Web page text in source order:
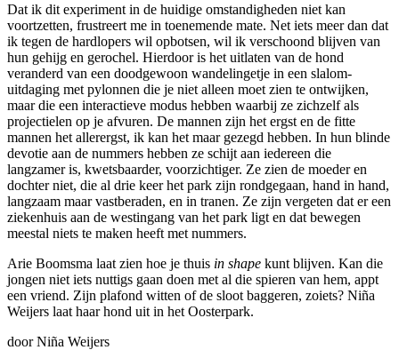
Dat ik dit experiment in de huidige omstandigheden niet kan
voortzetten, frustreert me in toenemende mate. Net iets meer dan dat
ik tegen de hardlopers wil opbotsen, wil ik verschoond blijven van
hun gehijg en gerochel. Hierdoor is het uitlaten van de hond
veranderd van een doodgewoon wandelingetje in een slalom-
uitdaging met pylonnen die je niet alleen moet zien te ontwijken,
maar die een interactieve modus hebben waarbij ze zichzelf als
projectielen op je afvuren. De mannen zijn het ergst en de fitte
mannen het allerergst, ik kan het maar gezegd hebben. In hun blinde
devotie aan de nummers hebben ze schijt aan iedereen die
langzamer is, kwetsbaarder, voorzichtiger. Ze zien de moeder en
dochter niet, die al drie keer het park zijn rondgegaan, hand in hand,
langzaam maar vastberaden, en in tranen. Ze zijn vergeten dat er een
ziekenhuis aan de westingang van het park ligt en dat bewegen
meestal niets te maken heeft met nummers.
Arie Boomsma laat zien hoe je thuis in shape kunt blijven. Kan die
jongen niet iets nuttigs gaan doen met al die spieren van hem, appt
een vriend. Zijn plafond witten of de sloot baggeren, zoiets? Niña
Weijers laat haar hond uit in het Oosterpark.
door Niña Weijers